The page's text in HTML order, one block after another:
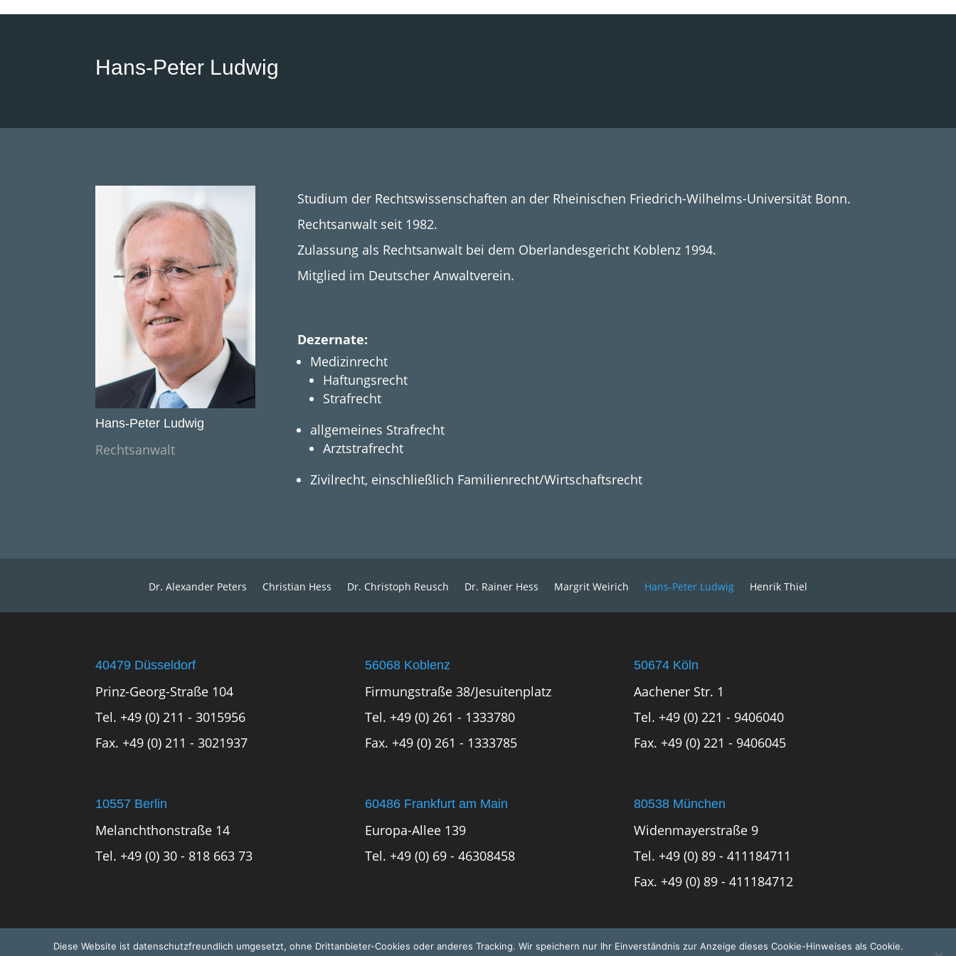
Hans-Peter Ludwig
Hans-Peter Ludwig
Rechtsanwalt
Studium der Rechtswissenschaften an der Rheinischen Friedrich-Wilhelms-Universität Bonn.
Rechtsanwalt seit 1982.
Zulassung als Rechtsanwalt bei dem Oberlandesgericht Koblenz 1994.
Mitglied im Deutscher Anwaltverein.
Dezernate:
Medizinrecht
Haftungsrecht
Strafrecht
allgemeines Strafrecht
Arztstrafrecht
Zivilrecht, einschließlich Familienrecht/Wirtschaftsrecht
Dr. Alexander Peters Christian Hess Dr. Christoph Reusch Dr. Rainer Hess Margrit Weirich Hans-Peter Ludwig Henrik Thiel
40479 Düsseldorf
Prinz-Georg-Straße 104
Tel. +49 (0) 211 - 3015956
Fax. +49 (0) 211 - 3021937
10557 Berlin
Melanchthonstraße 14
Tel. +49 (0) 30 - 818 663 73
56068 Koblenz
Firmungstraße 38/Jesuitenplatz
Tel. +49 (0) 261 - 1333780
Fax. +49 (0) 261 - 1333785
60486 Frankfurt am Main
Europa-Allee 139
Tel. +49 (0) 69 - 46308458
50674 Köln
Aachener Str. 1
Tel. +49 (0) 221 - 9406040
Fax. +49 (0) 221 - 9406045
80538 München
Widenmayerstraße 9
Tel. +49 (0) 89 - 411184711
Fax. +49 (0) 89 - 411184712
Diese Website ist datenschutzfreundlich umgesetzt, ohne Drittanbieter-Cookies oder anderes Tracking. Wir speichern nur Ihr Einverständnis zur Anzeige dieses Cookie-Hinweises als Cookie.